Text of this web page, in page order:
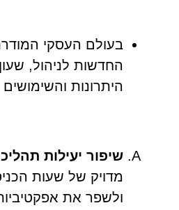
בעולם העסקי
החדשות לניהול,
היתרונות
שיפור יעילות
מדויק של שעות
ולשפר את